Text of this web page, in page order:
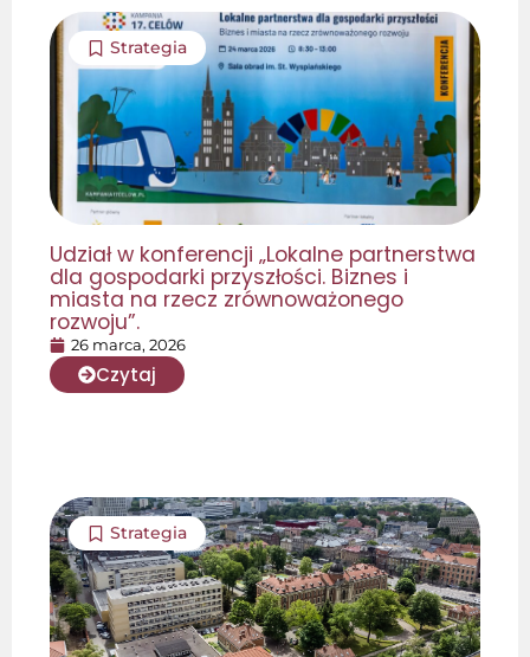
Strategia
Udział w konferencji „Lokalne partnerstwa
dla gospodarki przyszłości. Biznes i
miasta na rzecz zrównoważonego
rozwoju”.
26 marca, 2026
Czytaj
Strategia